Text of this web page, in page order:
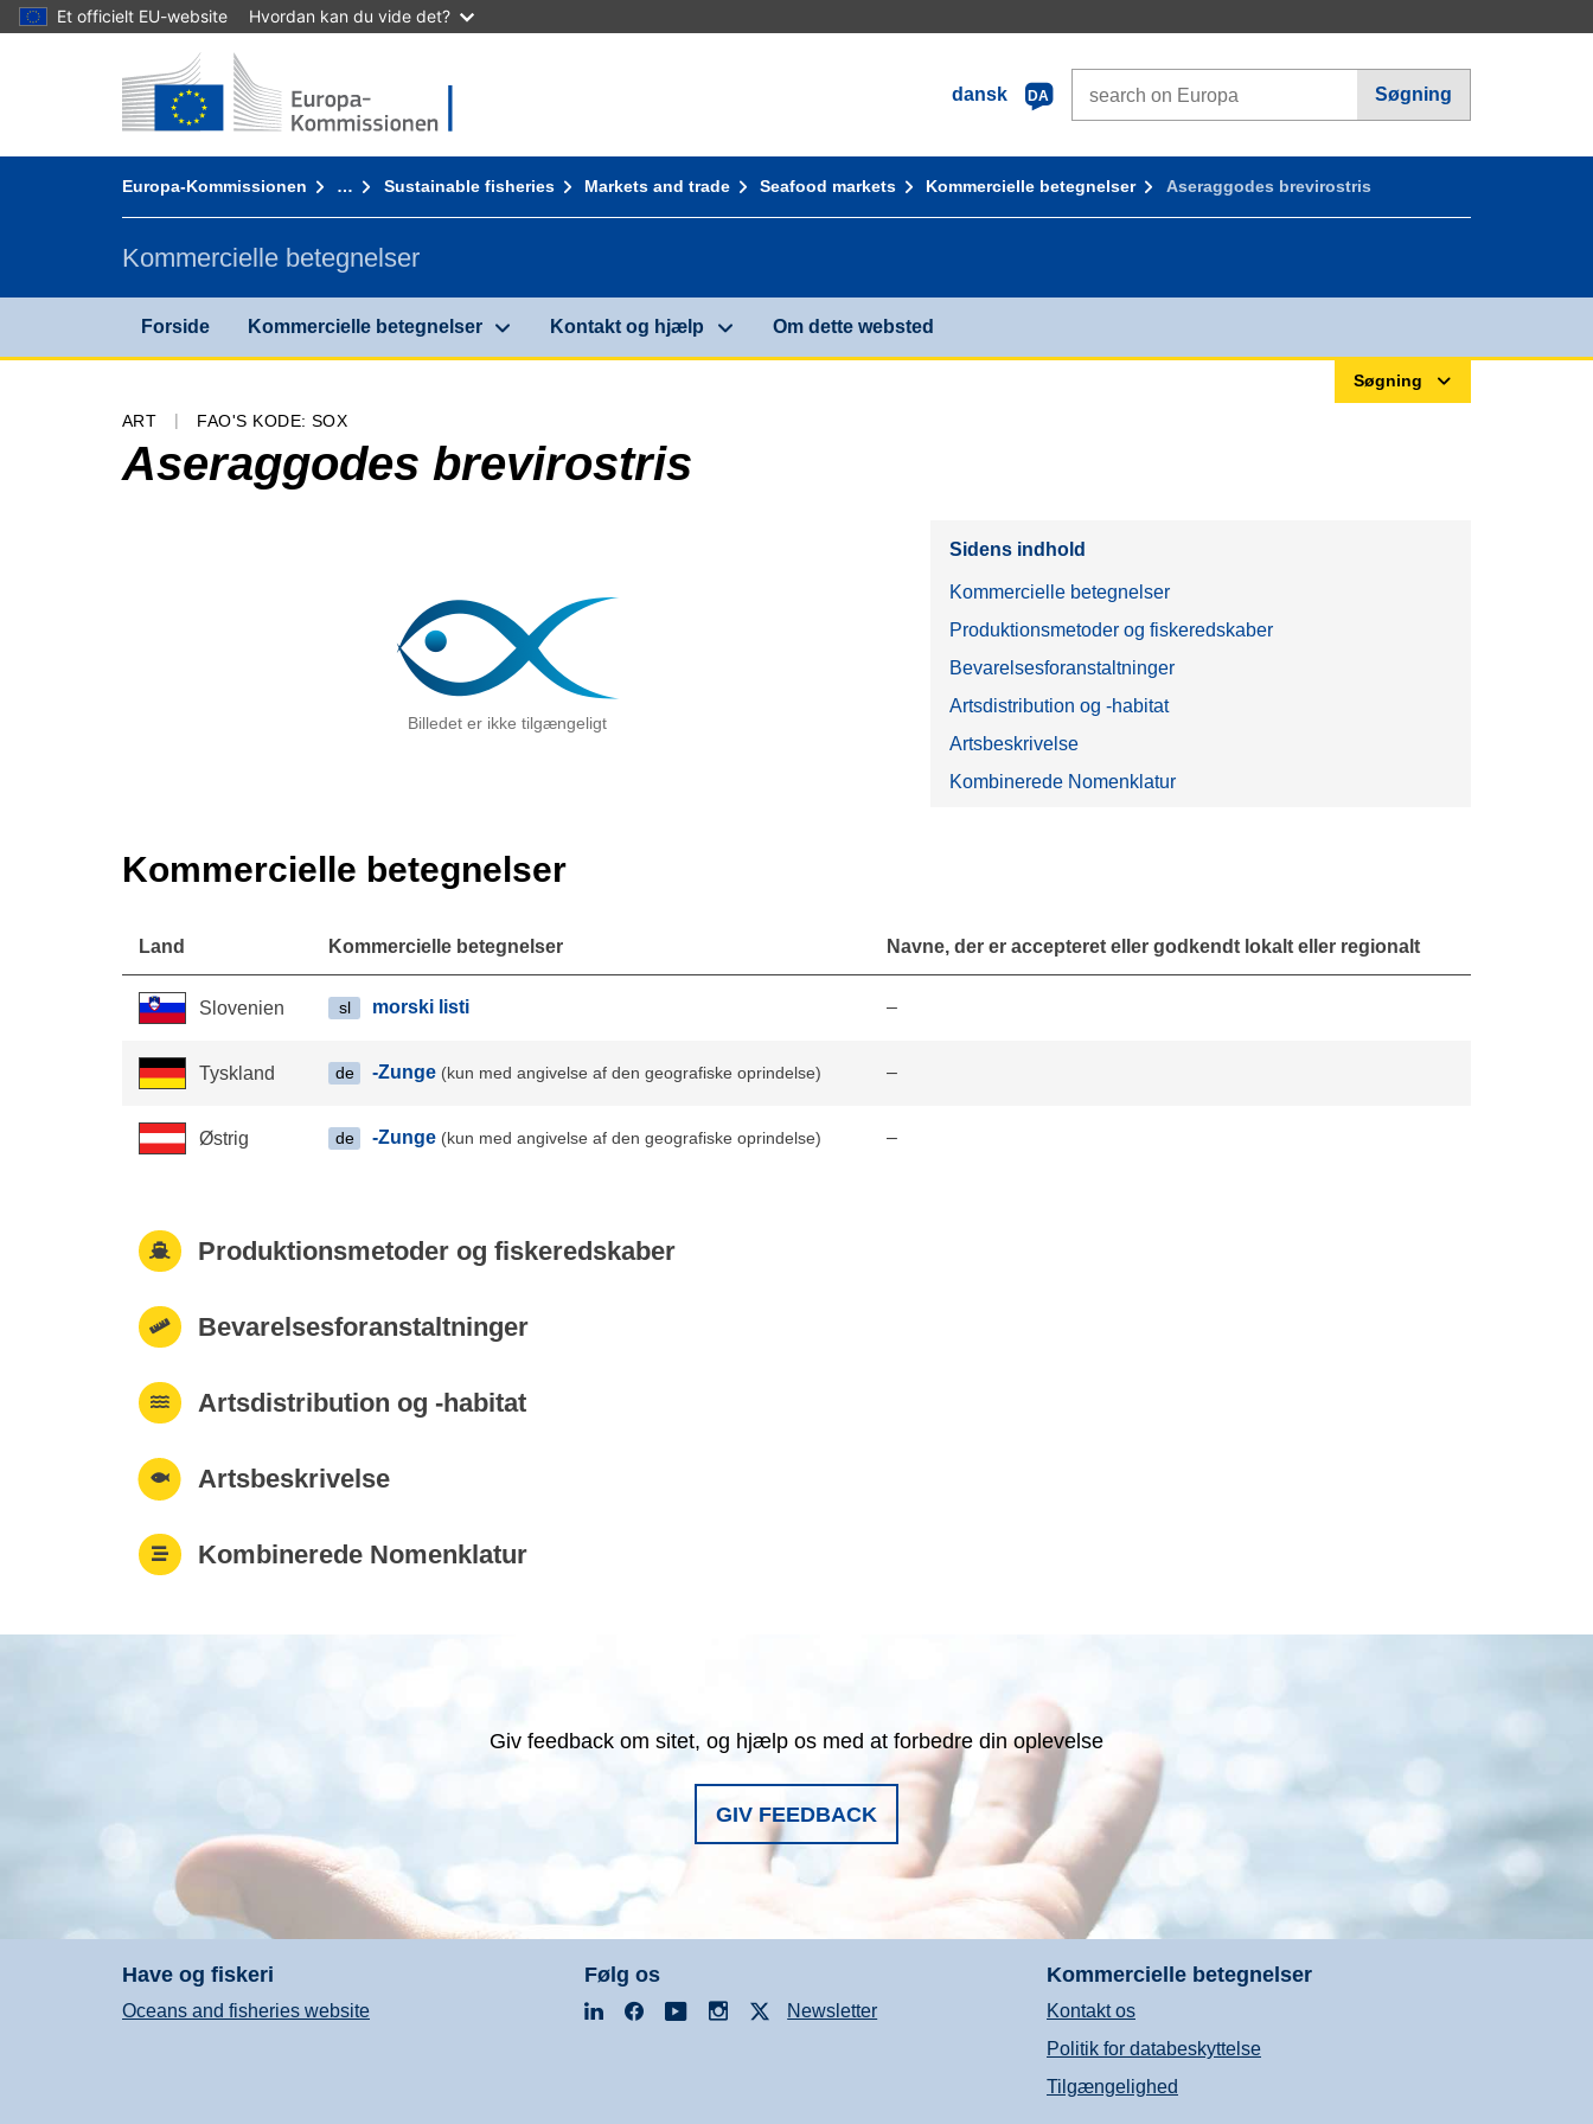
Et officielt EU-website Hvordan kan du vide det?
Forside - Europa-Kommissionen
dansk
DA Søgning
Europa-Kommissionen … Sustainable fisheries Markets and trade Seafood markets Kommercielle betegnelser Aseraggodes brevirostris
Kommercielle betegnelser
Forside Kommercielle betegnelser Kontakt og hjælp Om dette websted
Søgning
ART FAO'S KODE: SOX
Aseraggodes brevirostris
Billedet er ikke tilgængeligt
Sidens indhold
Kommercielle betegnelser
Produktionsmetoder og fiskeredskaber
Bevarelsesforanstaltninger
Artsdistribution og -habitat
Artsbeskrivelse
Kombinerede Nomenklatur
Kommercielle betegnelser
Land Kommercielle betegnelser Navne, der er accepteret eller godkendt lokalt eller regionalt
Slovenien sl morski listi –
Tyskland de -Zunge (kun med angivelse af den geografiske oprindelse) –
Østrig de -Zunge (kun med angivelse af den geografiske oprindelse) –
Produktionsmetoder og fiskeredskaber
Bevarelsesforanstaltninger
Artsdistribution og -habitat
Artsbeskrivelse
Kombinerede Nomenklatur
Giv feedback om sitet, og hjælp os med at forbedre din oplevelse
GIV FEEDBACK
Have og fiskeri
Oceans and fisheries website
Følg os
LinkedInFacebookYouTubeInstagramNewsletter
Kommercielle betegnelser
Kontakt os
Politik for databeskyttelse
Tilgængelighed